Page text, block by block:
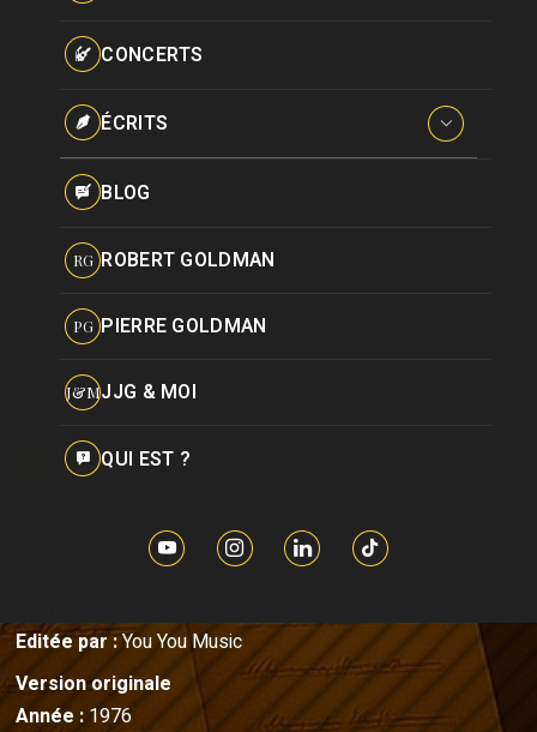
Pseudonymes
CONCERTS
ÉCRITS
Interviews
BLOG
RG ROBERT GOLDMAN
PG PIERRE GOLDMAN
J&MJJG & MOI
QUI EST ?
CHANSON
Editée par :You You Music
Version originale
Année :1976